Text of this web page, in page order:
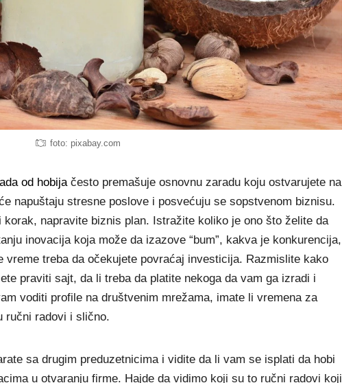
foto: pixabay.com
od hobija često premašuje osnovnu zaradu koju ostvarujete na
napuštaju stresne poslove i posvećuju se sopstvenom biznisu.
napravite biznis plan. Istražite koliko je ono što želite da
inovacija koja može da izazove “bum”, kakva je konkurencija,
vreme treba da očekujete povraćaj investicija. Razmislite kako
praviti sajt, da li treba da platite nekoga da vam ga izradi i
voditi profile na društvenim mrežama, imate li vremena za
ručni radovi i slično.
sa drugim preduzetnicima i vidite da li vam se isplati da hobi
u otvaranju firme. Hajde da vidimo koji su to ručni radovi koji